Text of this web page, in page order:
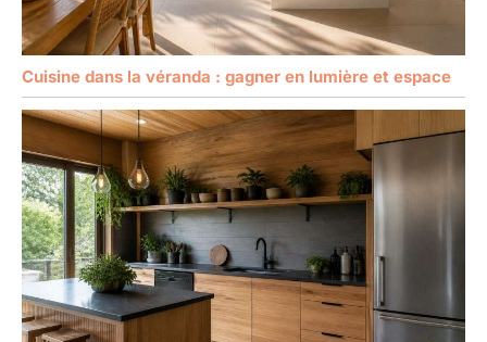
Cuisine dans la véranda : gagner en lumière et espace